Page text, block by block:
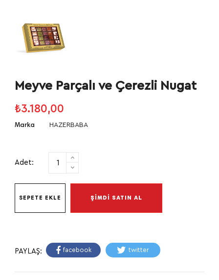
Meyve Parçalı ve Çerezli Nugat
₺3.180,00
Marka HAZERBABA
Adet:
SEPETE EKLE ŞİMDİ SATIN AL
PAYLAŞ: facebook twitter